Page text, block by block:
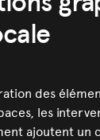
des
les
ajoutent un